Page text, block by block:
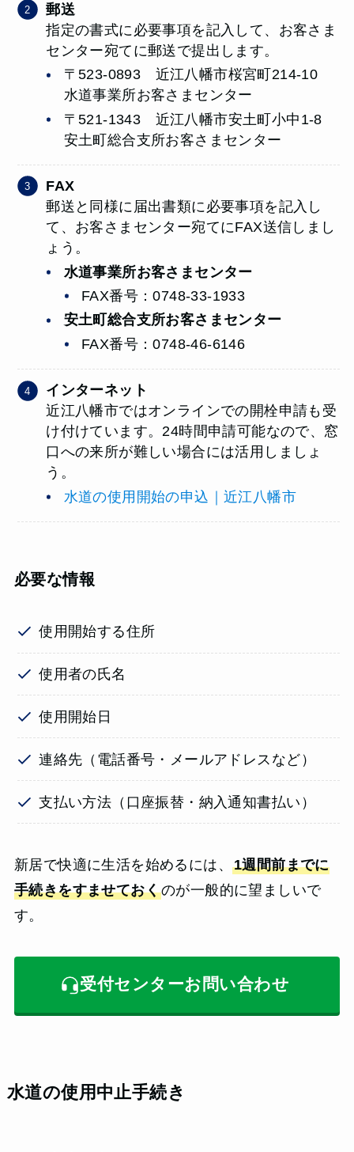
郵送
指定の書式に必要事項を記入して、お客さま
センター宛てに郵送で提出します。
〒523-0893 近江八幡市桜宮町214-10
水道事業所お客さまセンター
〒521-1343 近江八幡市安土町小中1-8
安土町総合支所お客さまセンター
FAX
郵送と同様に届出書類に必要事項を記入し
て、お客さまセンター宛てにFAX送信しまし
ょう。
水道事業所お客さまセンター
FAX番号：0748-33-1933
安土町総合支所お客さまセンター
FAX番号：0748-46-6146
インターネット
近江八幡市ではオンラインでの開栓申請も受
け付けています。24時間申請可能なので、窓
口への来所が難しい場合には活用しましょ
う。
水道の使用開始の申込｜近江八幡市
必要な情報
使用開始する住所
使用者の氏名
使用開始日
連絡先（電話番号・メールアドレスなど）
支払い方法（口座振替・納入通知書払い）
新居で快適に生活を始めるには、 1週間前までに
手続きをすませておくのが一般的に望ましいで
す。
受付センターお問い合わせ
水道の使用中止手続き